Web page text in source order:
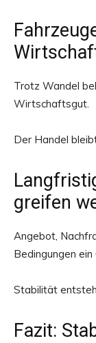
Trotz Wandel
Wirtschaftsgut.
Der Handel
greifen
Angebot,
Bedingungen ein
Stabilität
Fazit: